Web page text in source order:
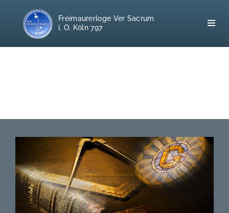
Leitgedanken
Loge
Selbstverständnis
Freimaurerloge Ver Sacrum
i. O. Köln 797